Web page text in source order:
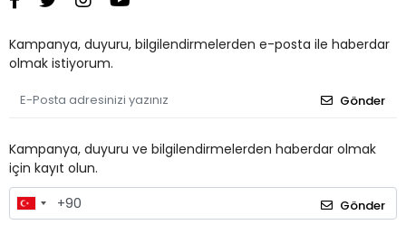
Kampanya, duyuru, bilgilendirmelerden e-posta ile haberdar
olmak istiyorum.
Gönder
Kampanya, duyuru ve bilgilendirmelerden haberdar olmak
için kayıt olun.
Gönder